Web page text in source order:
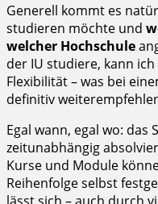
Generell kommt es
studieren möchte und
welcher Hochschule
der IU studiere, kann
Flexibilität – was bei
definitiv
Egal wann, egal wo:
zeitunabhängig
Kurse und Module
Reihenfolge selbst
lässt sich – auch durch